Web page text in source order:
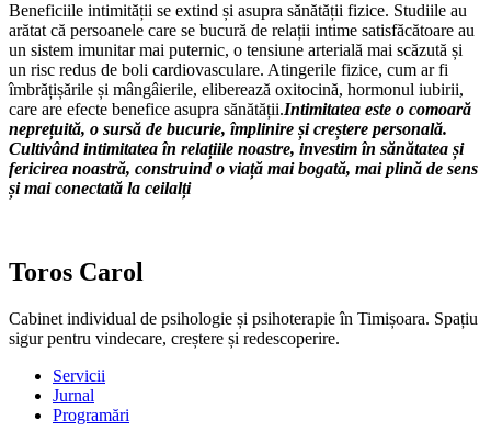
Beneficiile intimității se extind și asupra sănătății fizice. Studiile au
arătat că persoanele care se bucură de relații intime satisfăcătoare au
un sistem imunitar mai puternic, o tensiune arterială mai scăzută și
un risc redus de boli cardiovasculare. Atingerile fizice, cum ar fi
îmbrățișările și mângâierile, eliberează oxitocină, hormonul iubirii,
care are efecte benefice asupra sănătății.Intimitatea este o comoară
neprețuită, o sursă de bucurie, împlinire și creștere personală.
Cultivând intimitatea în relațiile noastre, investim în sănătatea și
fericirea noastră, construind o viață mai bogată, mai plină de sens
și mai conectată la ceilalți
Toros Carol
Cabinet individual de psihologie și psihoterapie în Timișoara. Spațiu
sigur pentru vindecare, creștere și redescoperire.
Servicii
Jurnal
Programări